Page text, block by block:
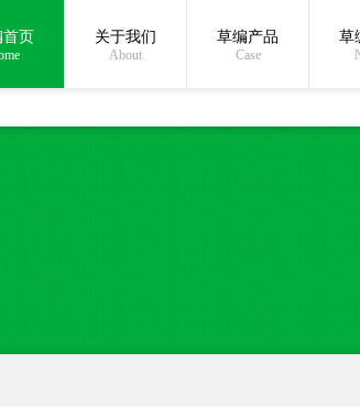
在线
页 关于我们
About
草编产品
Case
草